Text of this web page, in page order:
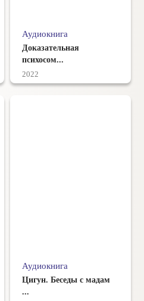
Аудиокнига
Доказательная
психосом...
2022
Аудиокнига
Цигун. Беседы с мадам
...